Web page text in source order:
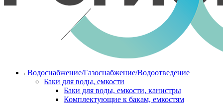
Водоснабжение/Газоснабжение/Водоотведение
Баки для воды, емкости
Баки для воды, емкости, канистры
Комплектующие к бакам, емкостям